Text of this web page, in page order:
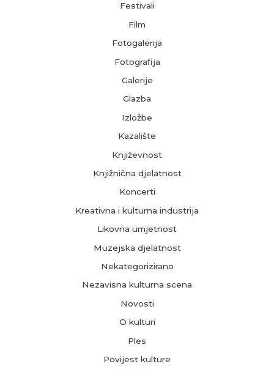
Festivali
Film
Fotogalerija
Fotografija
Galerije
Glazba
Izložbe
Kazalište
Književnost
Knjižnična djelatnost
Koncerti
Kreativna i kulturna industrija
Likovna umjetnost
Muzejska djelatnost
Nekategorizirano
Nezavisna kulturna scena
Novosti
O kulturi
Ples
Povijest kulture